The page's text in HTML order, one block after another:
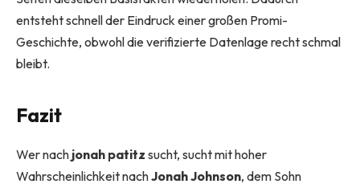
entsteht schnell der Eindruck einer großen Promi-
Geschichte, obwohl die verifizierte Datenlage recht schmal
bleibt.
Fazit
Wer nach jonah patitz sucht, sucht mit hoher
Wahrscheinlichkeit nachJonah Johnson, dem Sohn